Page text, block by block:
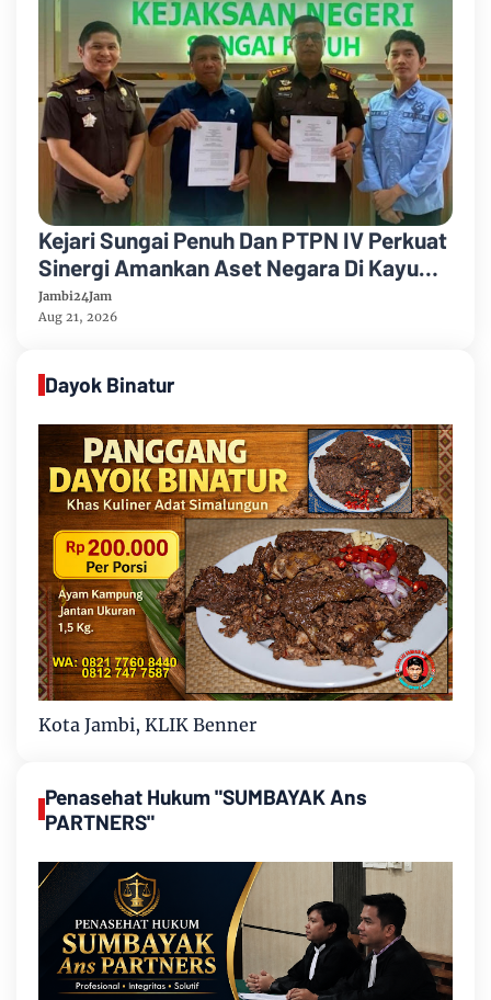
Kejari Sungai Penuh Dan PTPN IV Perkuat
Sinergi Amankan Aset Negara Di Kayu
Aro
Jambi24Jam
Aug 21, 2026
Dayok Binatur
Kota Jambi, KLIK Benner
Penasehat Hukum "SUMBAYAK Ans
PARTNERS"